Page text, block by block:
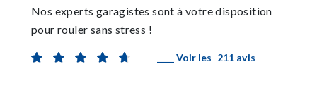
Nos experts garagistes sont à votre disposition
pour rouler sans stress !
____ Voir les 211 avis